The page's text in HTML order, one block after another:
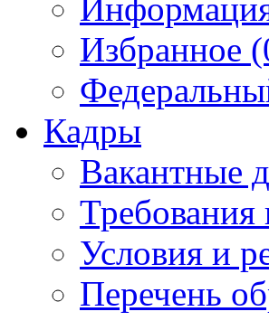
Избранное
Кадры
Вакантные
Требования
Условия и
Перечень